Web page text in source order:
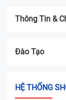
Thông Tin &
Đào Tạo
HỆ THỐNG